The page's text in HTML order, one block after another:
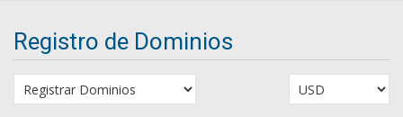
Registro de Dominios